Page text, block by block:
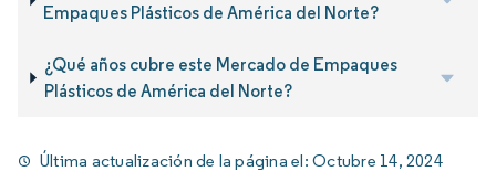
Empaques Plásticos de América del Norte?
¿Qué años cubre este Mercado de Empaques
Plásticos de América del Norte?
Última actualización de la página el:Octubre 14, 2024